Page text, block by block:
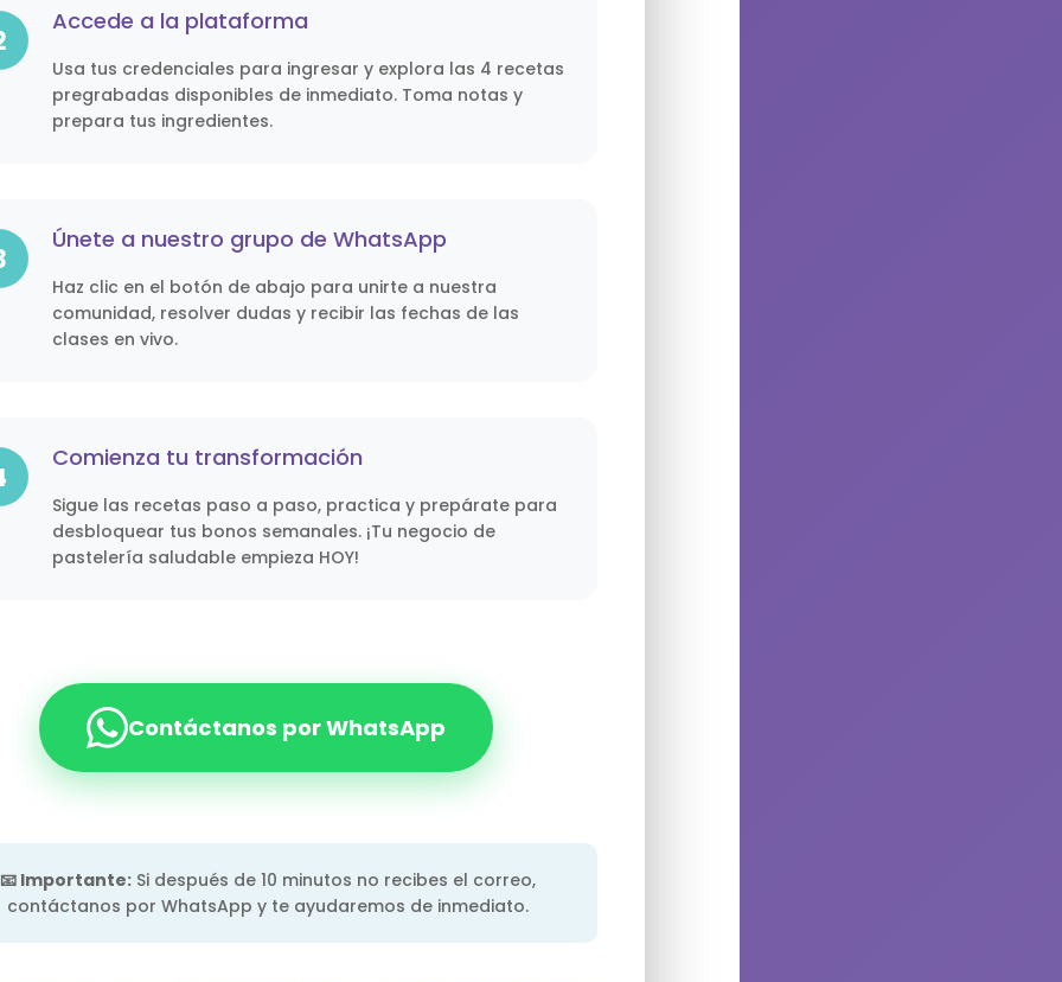
Accede a la plataforma
Usa tus credenciales para ingresar y explora las 4 recetas
pregrabadas disponibles de inmediato. Toma notas y
prepara tus ingredientes.
Únete a nuestro grupo de WhatsApp
Haz clic en el botón de abajo para unirte a nuestra
comunidad, resolver dudas y recibir las fechas de las
clases en vivo.
Comienza tu transformación
Sigue las recetas paso a paso, practica y prepárate para
desbloquear tus bonos semanales. ¡Tu negocio de
pastelería saludable empieza HOY!
Contáctanos por WhatsApp
📧 Importante: Si después de 10 minutos no recibes el correo,
contáctanos por WhatsApp y te ayudaremos de inmediato.